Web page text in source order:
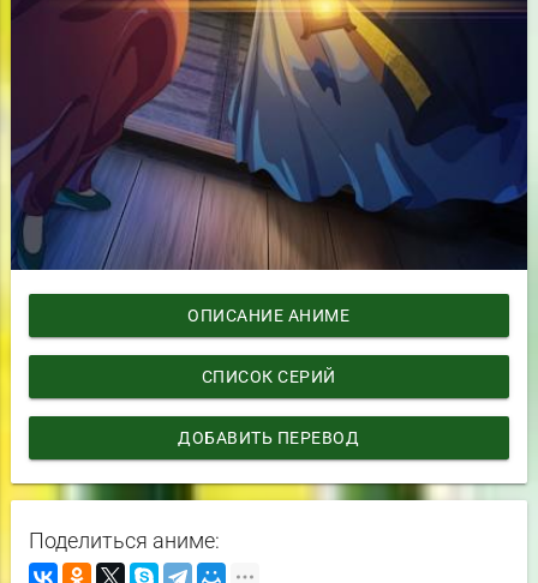
ОПИСАНИЕ АНИМЕ
СПИСОК СЕРИЙ
ДОБАВИТЬ ПЕРЕВОД
Поделиться аниме: